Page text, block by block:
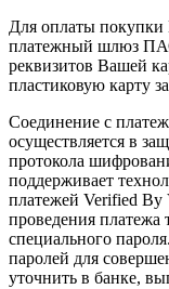
Для оплаты покупки
платежный шлюз
реквизитов Вашей
пластиковую карту
Соединение с
осуществляется в
протокола
поддерживает
платежей Verified By
проведения платежа
специального
паролей для
уточнить в банке,